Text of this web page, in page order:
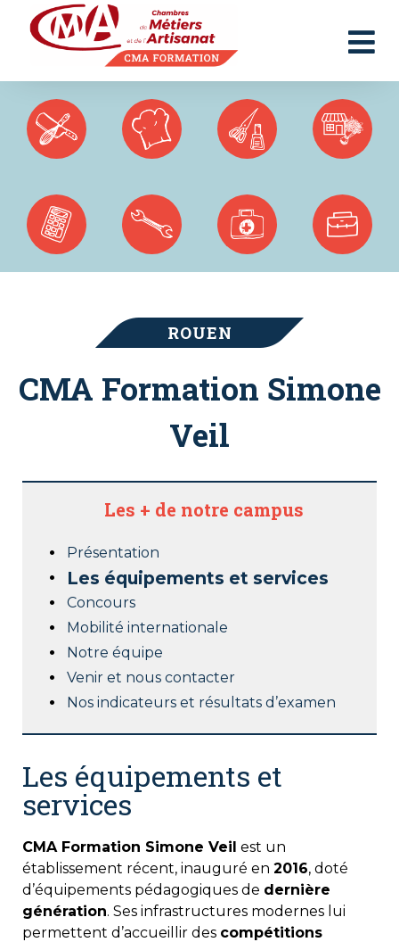
ROUEN
CMA Formation Simone
Veil
Les + de notre campus
Présentation
Les équipements et services
Concours
Mobilité internationale
Notre équipe
Venir et nous contacter
Nos indicateurs et résultats d’examen
Les équipements et
services
CMA Formation Simone Veil est un
établissement récent, inauguré en 2016, doté
d’équipements pédagogiques de dernière
génération. Ses infrastructures modernes lui
permettent d’accueillir des compétitions
Panneau de gestion des cookies